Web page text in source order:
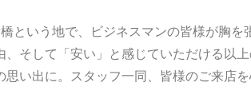
という地で、ビジネスマンの皆様が胸
そして「安い」と感じていただける以
い出に。スタッフ一同、皆様のご来店を